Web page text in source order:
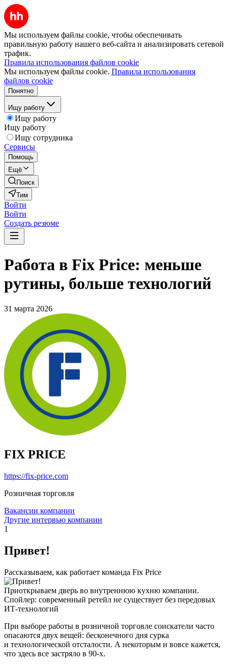
Мы используем файлы cookie, чтобы обеспечивать
правильную работу нашего веб-сайта и анализировать сетевой
трафик.
Правила использования файлов cookie
Мы используем файлы cookie. Правила использования
файлов cookie
Понятно
Ищу работу
Ищу работу
Ищу работу
Ищу сотрудника
Сервисы
Помощь
Ещё
Поиск
Тим
Войти
Войти
Создать резюме
Работа в Fix Price: меньше
рутины, больше технологий
31 марта 2026
FIX PRICE
https://fix-price.com
Розничная торговля
Вакансии компании
Другие интервью компании
1
Привет!
Рассказываем, как работает команда Fix Price
Приоткрываем дверь во внутреннюю кухню компании.
Спойлер: современный ретейл не существует без передовых
ИТ-технологий
При выборе работы в розничной торговле соискатели часто
опасаются двух вещей: бесконечного дня сурка
и технологической отсталости. А некоторым и вовсе кажется,
что здесь все застряло в 90-х.